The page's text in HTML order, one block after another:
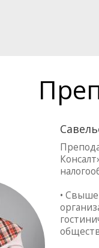
• Свыше